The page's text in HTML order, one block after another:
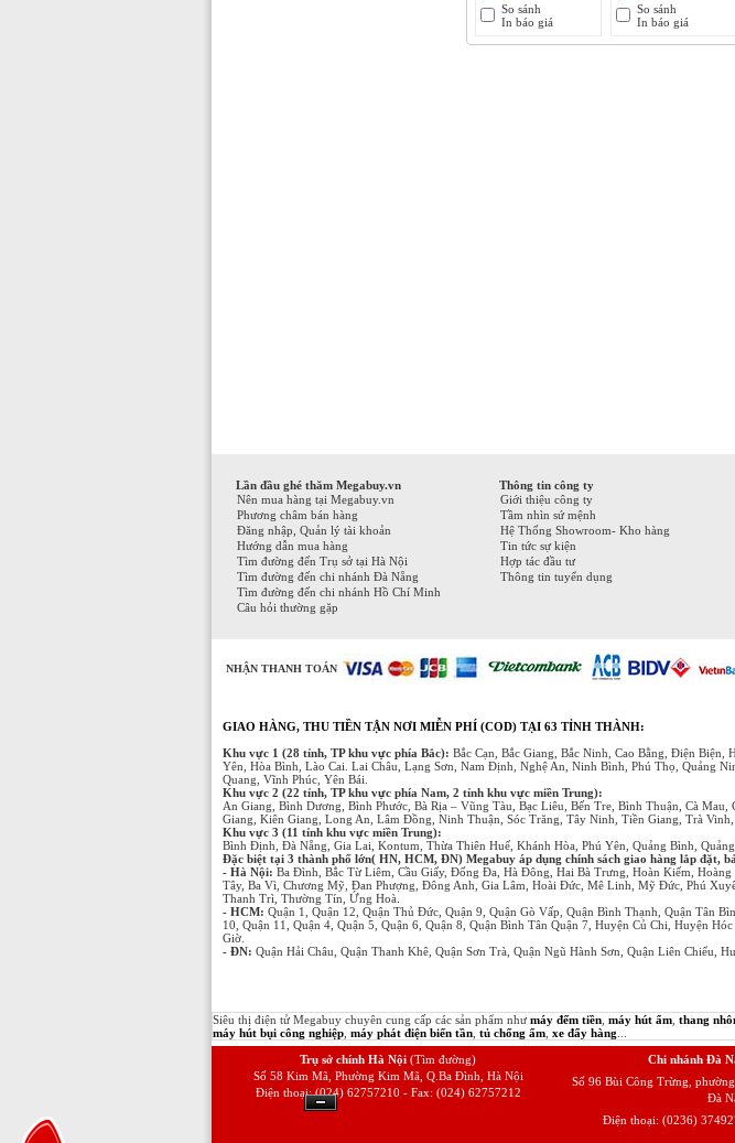
So sánh
In báo giá
So sánh
In báo giá
Lần đầu ghé thăm Megabuy.vn
Nên mua hàng tại Megabuy.vn
Phương châm bán hàng
Đăng nhập, Quản lý tài khoản
Hướng dẫn mua hàng
Tìm đường đến Trụ sở tại Hà Nội
Tìm đường đến chi nhánh Đà Nẵng
Tìm đường đến chi nhánh Hồ Chí Minh
Câu hỏi thường gặp
Thông tin công ty
Giới thiệu công ty
Tầm nhìn sứ mệnh
Hệ Thống Showroom- Kho hàng
Tin tức sự kiện
Hợp tác đầu tư
Thông tin tuyển dụng
NHẬN THANH TOÁN
GIAO HÀNG, THU TIỀN TẬN NƠI MIỄN PHÍ (COD) TẠI 63 TỈNH THÀNH:
Khu vực 1 (28 tỉnh, TP khu vực phía Bắc): Bắc Cạn, Bắc Giang, Bắc Ninh, Cao Bằng, Điện
Yên, Hòa Bình, Lào Cai. Lai Châu, Lạng Sơn, Nam Định, Nghệ An, Ninh Bình, Phú Thọ, Quảng
Quang, Vĩnh Phúc, Yên Bái.
Khu vực 2 (22 tỉnh, TP khu vực phía Nam, 2 tỉnh khu vực miền Trung):
An Giang, Bình Dương, Bình Phước, Bà Rịa – Vũng Tàu, Bạc Liêu, Bến Tre, Bình Thuận, Cà
Giang, Kiên Giang, Long An, Lâm Đồng, Ninh Thuận, Sóc Trăng, Tây Ninh, Tiền Giang, Trà
Khu vực 3 (11 tỉnh khu vực miền Trung):
Bình Định, Đà Nẵng, Gia Lai, Kontum, Thừa Thiên Huế, Khánh Hòa, Phú Yên, Quảng Bình,
Đặc biệt tại 3 thành phố lớn( HN, HCM, ĐN) Megabuy áp dụng chính sách giao hàng lắp đặt,
- Hà Nội: Ba Đình, Bắc Từ Liêm, Cầu Giấy, Đống Đa, Hà Đông, Hai Bà Trưng, Hoàn Kiếm,
Tây, Ba Vì, Chương Mỹ, Đan Phượng, Đông Anh, Gia Lâm, Hoài Đức, Mê Linh, Mỹ Đức, Phú
Thanh Trì, Thường Tín, Ứng Hoà.
- HCM: Quận 1, Quận 12, Quận Thủ Đức, Quận 9, Quận Gò Vấp, Quận Bình Thạnh, Quận Tân
10, Quận 11, Quận 4, Quận 5, Quận 6, Quận 8, Quận Bình Tân Quận 7, Huyện Củ Chi, Huyện
Giờ.
- ĐN: Quận Hải Châu, Quận Thanh Khê, Quận Sơn Trà, Quận Ngũ Hành Sơn, Quận Liên Chiểu,
Siêu thị điện tử Megabuy chuyên cung cấp các sản phẩm nhưmáy đếm tiền máy hút ẩm thang
máy hút bụi công nghiệp máy phát điện biến tần tủ chống ẩm xe đẩy hàng
Trụ sở chính Hà Nội (Tìm đường)
Số 58 Kim Mã, Phường Kim Mã, Q.Ba Đình, Hà Nội
Điện thoại: (024) 62757210 - Fax: (024) 62757212
Chi nhánh Đà
Số 96 Bùi Công Trừng,
Đà
Điện thoại: (0236)